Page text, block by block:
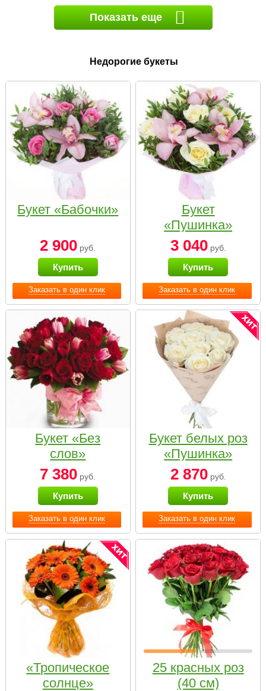
Показать еще
Недорогие букеты
Заказать в один клик
Букет «Бабочки»
2 900 руб.
Купить
Заказать в один клик
Букет
«Пушинка»
3 040руб.
Купить
Заказать в один клик
Букет «Без
слов»
7 380 руб.
Купить
Заказать в один клик
Букет белых роз
«Пушинка»
2 870руб.
Купить
«Тропическое
солнце»
25 красных роз
(40 см)